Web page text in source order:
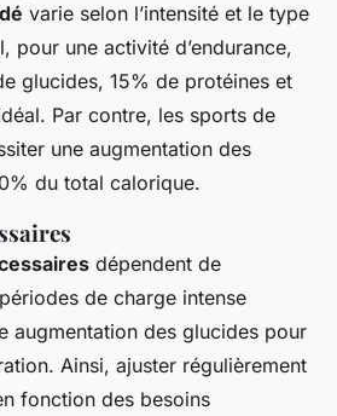
varie selon l’intensité et le type
pour une activité d’endurance,
glucides, 15% de protéines et
Par contre, les sports de
une augmentation des
du total calorique.
dépendent de
de charge intense
augmentation des glucides pour
Ainsi, ajuster régulièrement
fonction des besoins